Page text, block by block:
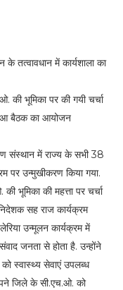
के तत्वावधान में कार्यशाला का
की भूमिका पर की गयी चर्चा
हुआ बैठक का आयोजन
संस्थान में राज्य के सभी 38
पर उन्मुखीकरण किया गया.
भूमिका की महत्ता पर चर्चा
सह राज कार्यक्रम
उन्मूलन कार्यक्रम में
जनता से होता है. उन्होंने
स्वास्थ्य सेवाएं उपलब्ध
जिले के सी.एच.ओ. को